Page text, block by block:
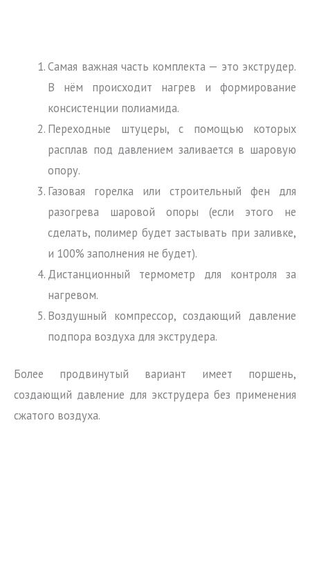
Самая важная часть комплекта — это экструдер.
В нём происходит нагрев и формирование
консистенции полиамида.
Переходные штуцеры, с помощью которых
расплав под давлением заливается в шаровую
опору.
Газовая горелка или строительный фен для
разогрева шаровой опоры (если этого не
сделать, полимер будет застывать при заливке,
и 100% заполнения не будет).
Дистанционный термометр для контроля за
нагревом.
Воздушный компрессор, создающий давление
подпора воздуха для экструдера.
Более продвинутый вариант имеет поршень,
создающий давление для экструдера без применения
сжатого воздуха.